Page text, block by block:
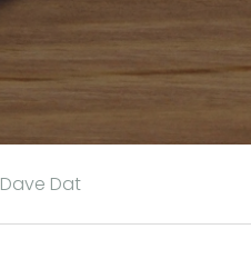
Dave Dat